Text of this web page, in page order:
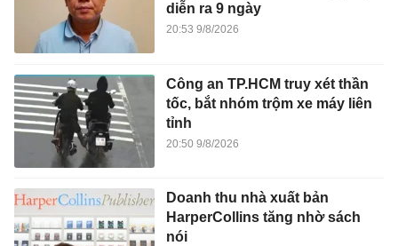
diễn ra 9 ngày
20:53 9/8/2026
Công an TP.HCM truy xét thần
tốc, bắt nhóm trộm xe máy liên
tỉnh
20:50 9/8/2026
Doanh thu nhà xuất bản
HarperCollins tăng nhờ sách
nói